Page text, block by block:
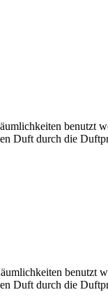
benutzt
Duft durch die
benutzt
Duft durch die